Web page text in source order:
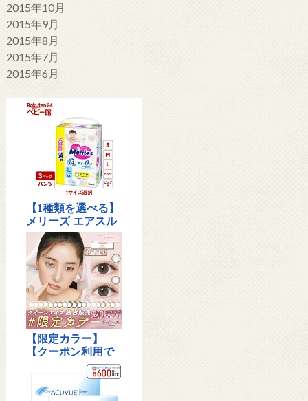
2015年10月
2015年9月
2015年8月
2015年7月
2015年6月